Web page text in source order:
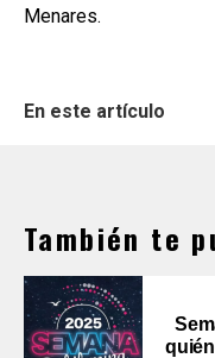
Menares.
En este artículo
También te